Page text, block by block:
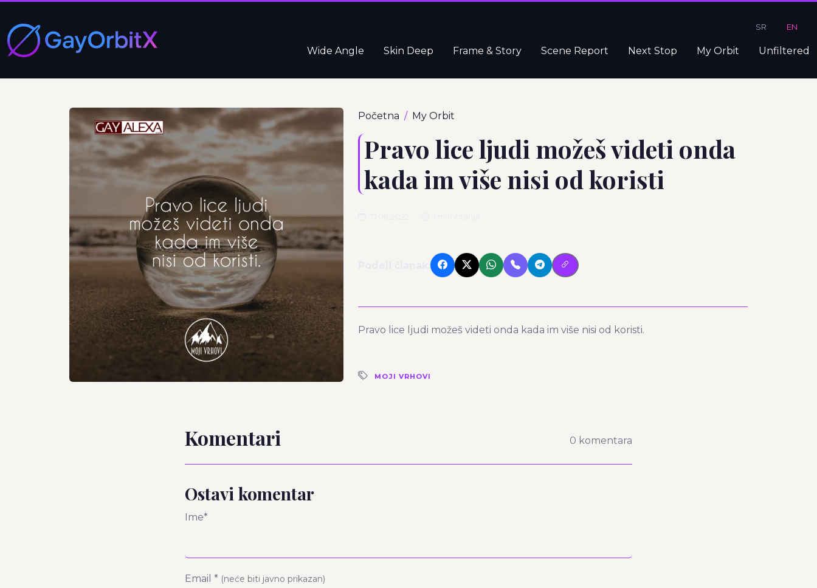
SR EN
Wide Angle Skin Deep Frame & Story Scene Report Next Stop My Orbit Unfiltered
Početna My Orbit
Pravo lice ljudi možeš videti onda
kada im više nisi od koristi
Pravo lice ljudi možeš videti onda kada im više nisi od koristi.
MOJI VRHOVI
Komentari 0 komentara
Ostavi komentar
Ime*
Email * (neće biti javno prikazan)